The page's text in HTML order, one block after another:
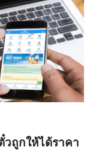
วถูกให้ได้ราคา